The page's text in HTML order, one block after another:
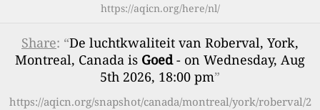
https://aqicn.org/here/nl/
Share: “De luchtkwaliteit van Roberval, York,
Montreal, Canada is Goed- on Wednesday, Aug
5th 2026, 18:00 pm”
https://aqicn.org/snapshot/canada/montreal/york/roberval/2